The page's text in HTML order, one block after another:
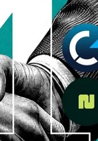
sua empresa está
o mercado?